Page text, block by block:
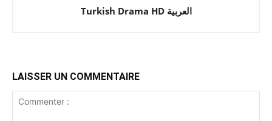
Turkish Drama HD العربية
LAISSER UN COMMENTAIRE